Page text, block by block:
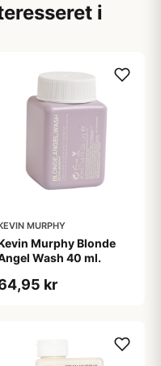
i
MURPHY
Murphy Blonde
Wash 40 ml.
kr